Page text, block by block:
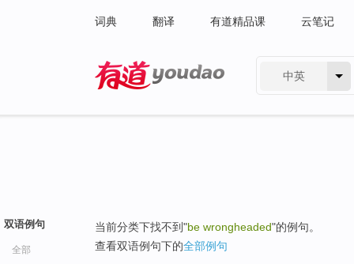
词典 翻译 有道精品课 云笔记
中英
双语例句
全部
当前分类下找不到"be wrongheaded"的例句。
查看双语例句下的全部例句